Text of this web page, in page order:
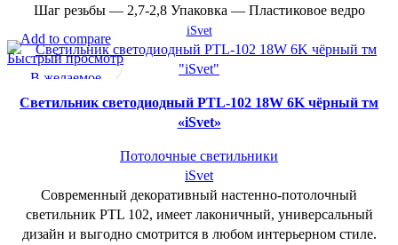
Шаг резьбы — 2,7-2,8 Упаковка — Пластиковое ведро
iSvet
Add to compare
Быстрый просмотр
В желаемое
Cветильник светодиодный PTL-102 18W 6K чёрный тм
«iSvet»
Потолочные светильники
iSvet
Современный декоративный настенно-потолочный
светильник PTL 102, имеет лаконичный, универсальный
дизайн и выгодно смотрится в любом интерьерном стиле.